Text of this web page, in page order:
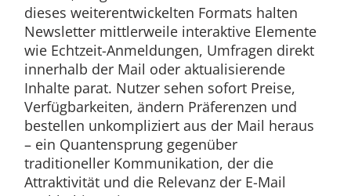
dieses weiterentwickelten Formats halten
Newsletter mittlerweile interaktive Elemente
wie Echtzeit-Anmeldungen, Umfragen direkt
innerhalb der Mail oder aktualisierende
Inhalte parat. Nutzer sehen sofort Preise,
Verfügbarkeiten, ändern Präferenzen und
bestellen unkompliziert aus der Mail heraus
– ein Quantensprung gegenüber
traditioneller Kommunikation, der die
Attraktivität und die Relevanz der E-Mail